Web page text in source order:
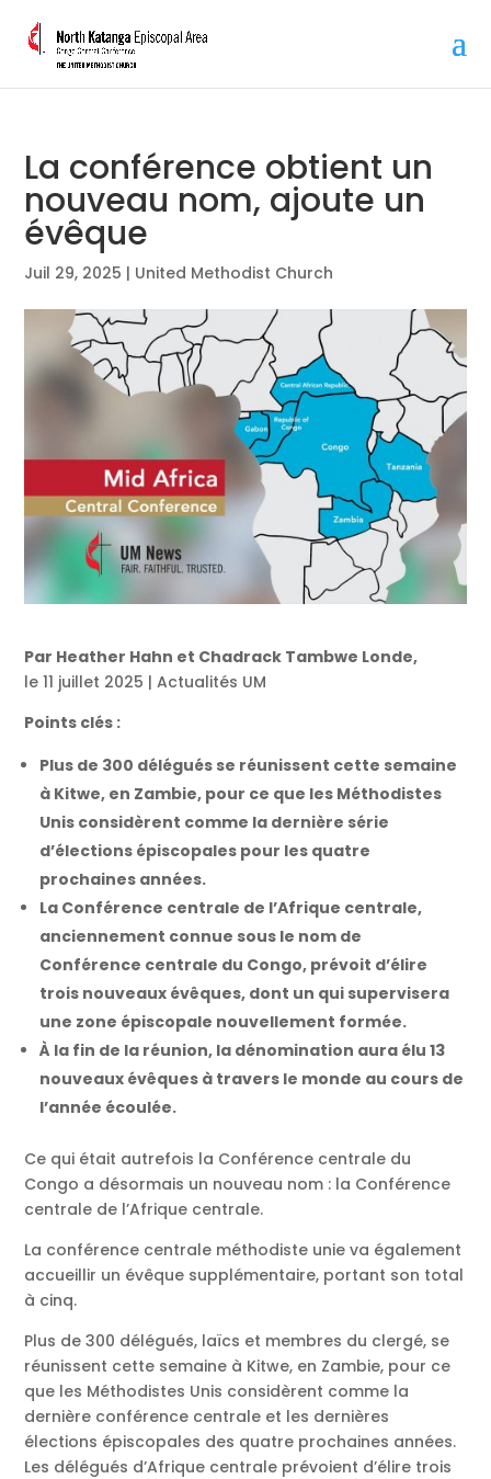
La conférence obtient un
nouveau nom, ajoute un
évêque
Juil 29, 2025 | United Methodist Church
Par Heather Hahn et Chadrack Tambwe Londe,
le 11 juillet 2025 | Actualités UM
Points clés :
Plus de 300 délégués se réunissent cette semaine
à Kitwe, en Zambie, pour ce que les Méthodistes
Unis considèrent comme la dernière série
d’élections épiscopales pour les quatre
prochaines années.
La Conférence centrale de l’Afrique centrale,
anciennement connue sous le nom de
Conférence centrale du Congo, prévoit d’élire
trois nouveaux évêques, dont un qui supervisera
une zone épiscopale nouvellement formée.
À la fin de la réunion, la dénomination aura élu 13
nouveaux évêques à travers le monde au cours de
l’année écoulée.
Ce qui était autrefois la Conférence centrale du
Congo a désormais un nouveau nom : la Conférence
centrale de l’Afrique centrale.
La conférence centrale méthodiste unie va également
accueillir un évêque supplémentaire, portant son total
à cinq.
Plus de 300 délégués, laïcs et membres du clergé, se
réunissent cette semaine à Kitwe, en Zambie, pour ce
que les Méthodistes Unis considèrent comme la
dernière conférence centrale et les dernières
élections épiscopales des quatre prochaines années.
Les délégués d’Afrique centrale prévoient d’élire trois